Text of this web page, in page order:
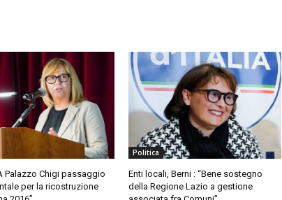
Palazzo Chigi passaggio
per la ricostruzione
Politica
Enti locali, Berni : “Bene sostegno
della Regione Lazio a gestione